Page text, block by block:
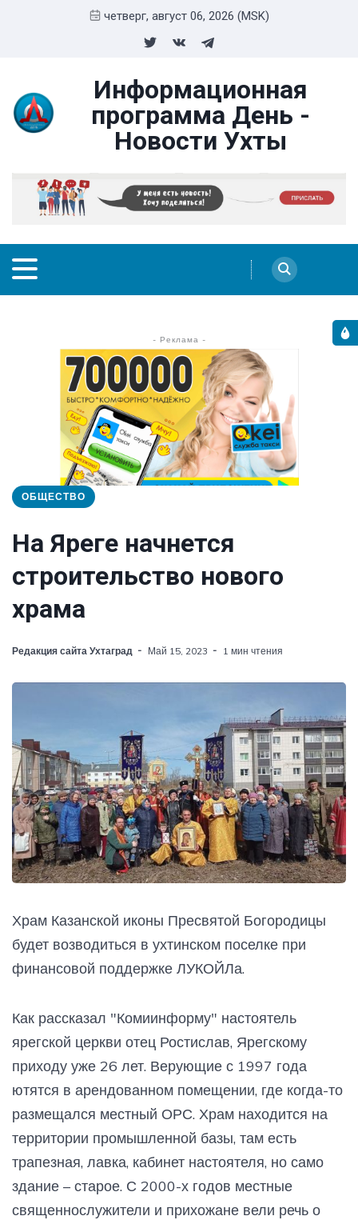
четверг, август 06, 2026 (MSK)
Информационная
программа День -
Новости Ухты
- Реклама -
ОБЩЕСТВО
На Яреге начнется
строительство нового
храма
Редакция сайта Ухтаград Май 15, 2023 1 мин чтения
Храм Казанской иконы Пресвятой Богородицы
будет возводиться в ухтинском поселке при
финансовой поддержке ЛУКОЙЛа.
Как рассказал "Комиинформу" настоятель
ярегской церкви отец Ростислав, Ярегскому
приходу уже 26 лет. Верующие с 1997 года
ютятся в арендованном помещении, где когда-то
размещался местный ОРС. Храм находится на
территории промышленной базы, там есть
трапезная, лавка, кабинет настоятеля, но само
здание – старое. С 2000-х годов местные
священнослужители и прихожане вели речь о